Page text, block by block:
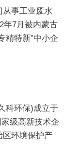
从事工业废水
年7月被内蒙古
精特新”中小企
科环保)成立于
级高新技术企
区环境保护产